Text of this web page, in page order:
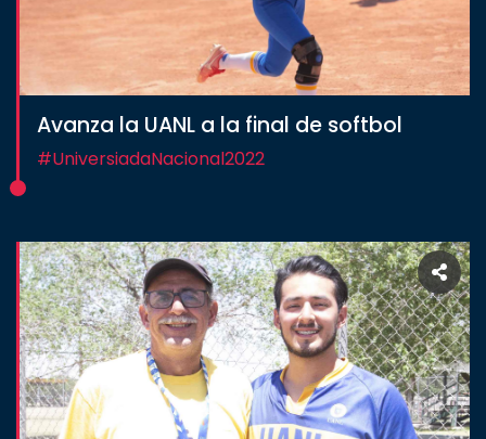
Avanza la UANL a la final de softbol
#UniversiadaNacional2022